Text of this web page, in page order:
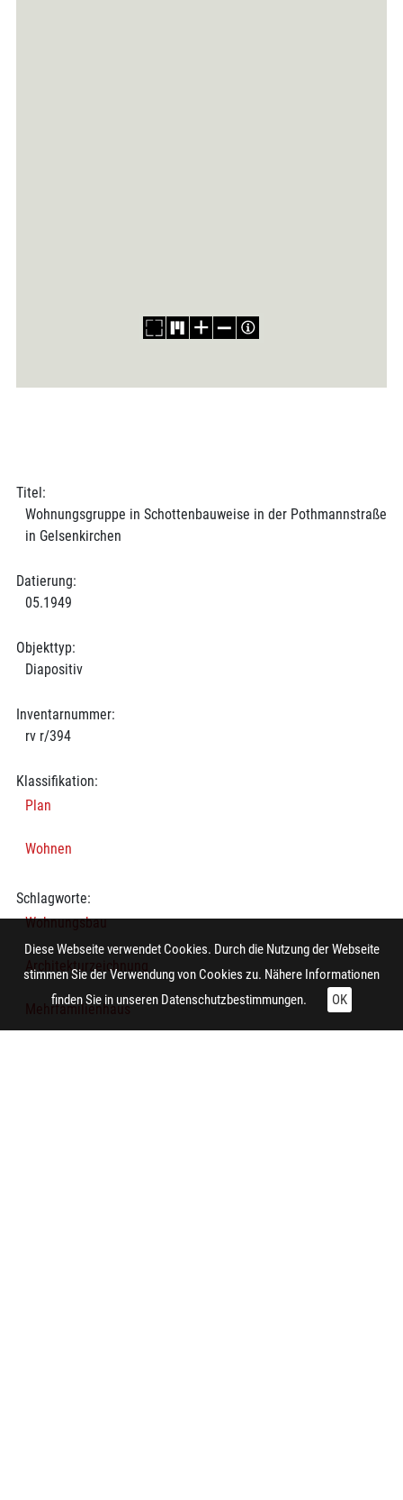
Titel:
Wohnungsgruppe in Schottenbauweise in der Pothmannstraße
in Gelsenkirchen
Datierung:
05.1949
Objekttyp:
Diapositiv
Inventarnummer:
rv r/394
Klassifikation:
Plan
Wohnen
Schlagworte:
Wohnungsbau
Architekturzeichnung
Mehrfamilienhaus
Diese Webseite verwendet Cookies. Durch die Nutzung der Webseite
stimmen Sie der Verwendung von Cookies zu. Nähere Informationen
finden Sie in unseren Datenschutzbestimmungen. OK